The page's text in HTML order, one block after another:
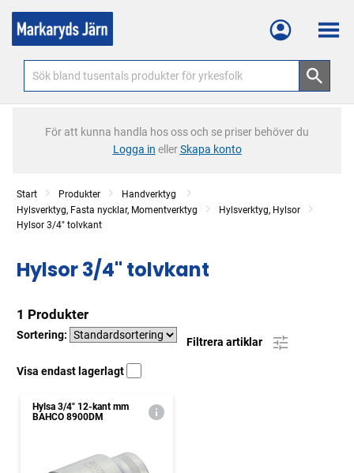
Meny
För att kunna handla hos oss och se priser behöver du
Logga in ellerSkapa konto
Start Produkter
Handverktyg
Hylsverktyg, Fasta nycklar, Momentverktyg
Hylsverktyg, Hylsor
Hylsor 3/4" tolvkant
Hylsor 3/4" tolvkant
1 Produkter
Sortering:
Filtrera artiklar
Visa endast lagerlagt
Hylsa 3/4" 12-kant mm
BAHCO 8900DM